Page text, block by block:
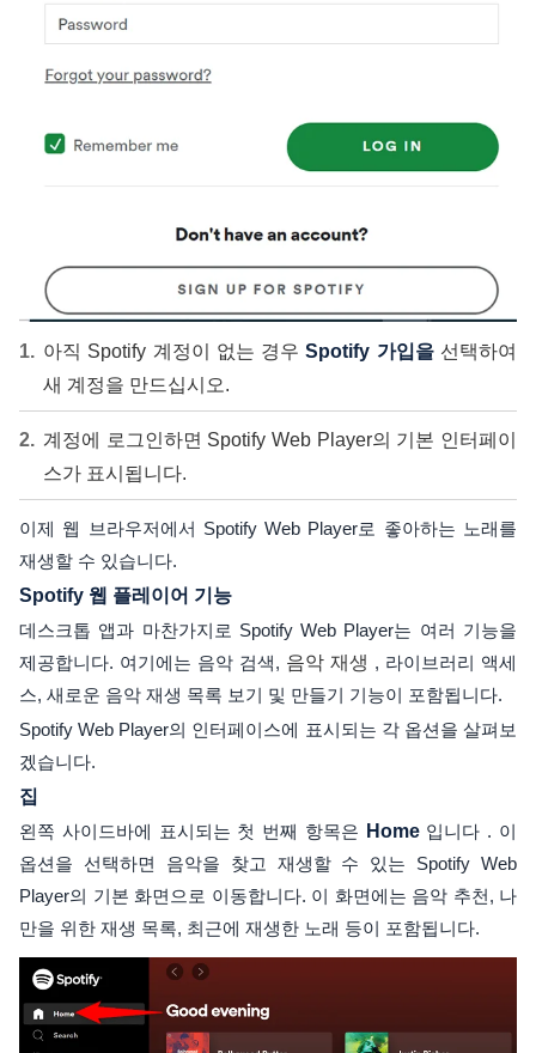
아직 Spotify 계정이 없는 경우Spotify 가입을선택하여
새 계정을 만드십시오.
계정에 로그인하면 Spotify Web Player의 기본 인터페이
스가 표시됩니다.
이제 웹 브라우저에서 Spotify Web Player로 좋아하는 노래를
재생할 수 있습니다.
Spotify 웹 플레이어 기능
데스크톱 앱과 마찬가지로 Spotify Web Player는 여러 기능을
제공합니다. 여기에는 음악 검색, 음악 재생 , 라이브러리 액세
스, 새로운 음악 재생 목록 보기 및 만들기 기능이 포함됩니다.
Spotify Web Player의 인터페이스에 표시되는 각 옵션을 살펴보
겠습니다.
집
왼쪽 사이드바에 표시되는 첫 번째 항목은 Home입니다 . 이
옵션을 선택하면 음악을 찾고 재생할 수 있는 Spotify Web
Player의 기본 화면으로 이동합니다. 이 화면에는 음악 추천, 나
만을 위한 재생 목록, 최근에 재생한 노래 등이 포함됩니다.